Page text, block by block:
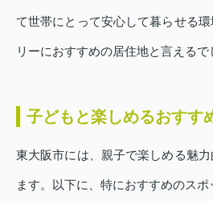
て世帯にとって安心して暮らせる
リーにおすすめの居住地と言えるで
子どもと楽しめるおすす
東大阪市には、親子で楽しめる魅
ます。以下に、特におすすめのスポ